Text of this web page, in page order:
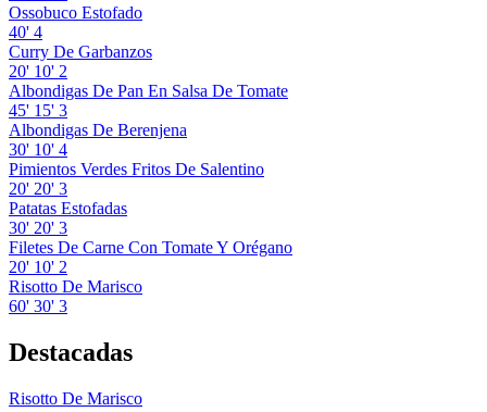
Ossobuco Estofado
40' 4
Curry De Garbanzos
20' 10' 2
Albondigas De Pan En Salsa De Tomate
45' 15' 3
Albondigas De Berenjena
30' 10' 4
Pimientos Verdes Fritos De Salentino
20' 20' 3
Patatas Estofadas
30' 20' 3
Filetes De Carne Con Tomate Y Orégano
20' 10' 2
Risotto De Marisco
60' 30' 3
Destacadas
Risotto De Marisco